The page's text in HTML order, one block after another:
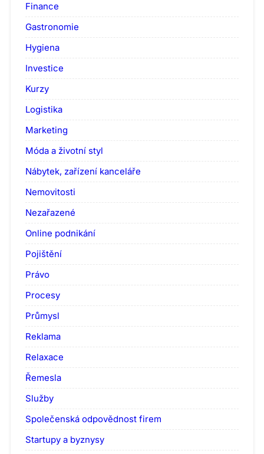
Finance
Gastronomie
Hygiena
Investice
Kurzy
Logistika
Marketing
Móda a životní styl
Nábytek, zařízení kanceláře
Nemovitosti
Nezařazené
Online podnikání
Pojištění
Právo
Procesy
Průmysl
Reklama
Relaxace
Řemesla
Služby
Společenská odpovědnost firem
Startupy a byznysy